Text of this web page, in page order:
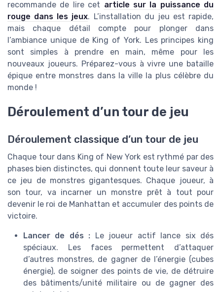
recommande de lire cet article sur la puissance du
rouge dans les jeux. L’installation du jeu est rapide,
mais chaque détail compte pour plonger dans
l’ambiance unique de King of York. Les principes king
sont simples à prendre en main, même pour les
nouveaux joueurs. Préparez-vous à vivre une bataille
épique entre monstres dans la ville la plus célèbre du
monde !
Déroulement d’un tour de jeu
Déroulement classique d’un tour de jeu
Chaque tour dans King of New York est rythmé par des
phases bien distinctes, qui donnent toute leur saveur à
ce jeu de monstres gigantesques. Chaque joueur, à
son tour, va incarner un monstre prêt à tout pour
devenir le roi de Manhattan et accumuler des points de
victoire.
Lancer de dés : Le joueur actif lance six dés
spéciaux. Les faces permettent d’attaquer
d’autres monstres, de gagner de l’énergie (cubes
énergie), de soigner des points de vie, de détruire
des bâtiments/unité militaire ou de gagner des